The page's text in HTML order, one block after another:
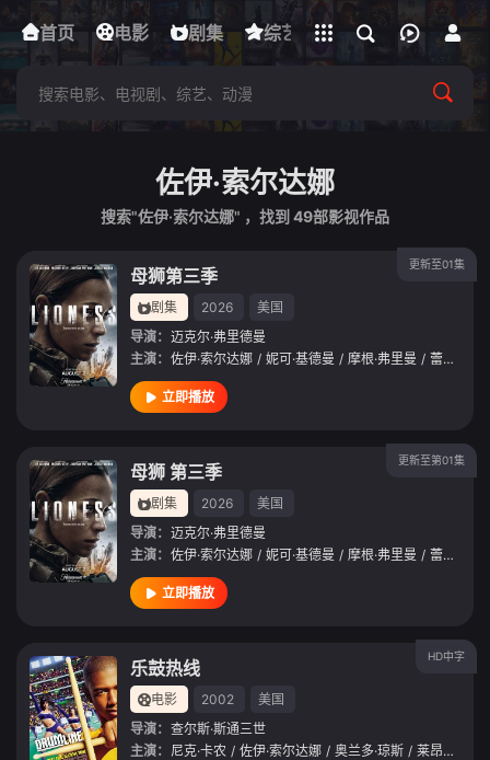
首页 电影 剧集 综艺 动漫 短剧
下载客户端
立即登录
佐伊·索尔达娜
搜索"佐伊·索尔达娜" ，找到 49部影视作品
更新至01集
母狮第三季
剧集 2026
美国
导演： 迈克尔·弗里德曼
主演： 佐伊·索尔达娜 / 妮可·基德曼 / 摩根·弗里曼 / 蕾斯拉·德·奥利维拉
立即播放
更新至第01集
母狮 第三季
剧集 2026
美国
导演： 迈克尔·弗里德曼
主演： 佐伊·索尔达娜 / 妮可·基德曼 / 摩根·弗里曼 / 蕾斯拉·德·奥利维拉
立即播放
HD中字
乐鼓热线
电影 2002
美国
导演： 查尔斯·斯通三世
主演： 尼克·卡农 / 佐伊·索尔达娜 / 奥兰多·琼斯 / 莱昂纳德·罗伯茨